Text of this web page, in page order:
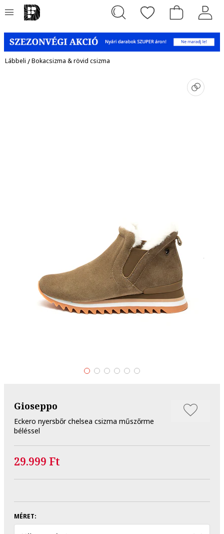
Lábbeli /Bokacsizma & rövid csizma
Gioseppo
Eckero nyersbőr chelsea csizma műszőrme
béléssel
29.999 Ft
MÉRET: